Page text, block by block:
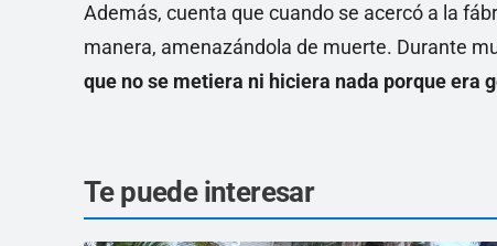
Además, cuenta que cuando se acercó a la
manera, amenazándola de muerte. Durante
que no se metiera ni hiciera nada porque era
Te puede interesar